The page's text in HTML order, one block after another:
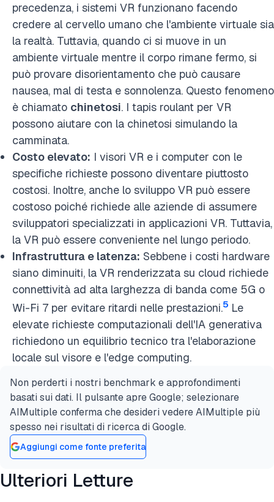
precedenza, i sistemi VR funzionano facendo
credere al cervello umano che l'ambiente virtuale sia
la realtà. Tuttavia, quando ci si muove in un
ambiente virtuale mentre il corpo rimane fermo, si
può provare disorientamento che può causare
nausea, mal di testa e sonnolenza. Questo fenomeno
è chiamato chinetosi. I tapis roulant per VR
possono aiutare con la chinetosi simulando la
camminata.
Costo elevato: I visori VR e i computer con le
specifiche richieste possono diventare piuttosto
costosi. Inoltre, anche lo sviluppo VR può essere
costoso poiché richiede alle aziende di assumere
sviluppatori specializzati in applicazioni VR. Tuttavia,
la VR può essere conveniente nel lungo periodo.
Infrastruttura e latenza: Sebbene i costi hardware
siano diminuiti, la VR renderizzata su cloud richiede
connettività ad alta larghezza di banda come 5G o
Wi-Fi 7 per evitare ritardi nelle prestazioni.5 Le
elevate richieste computazionali dell'IA generativa
richiedono un equilibrio tecnico tra l'elaborazione
locale sul visore e l'edge computing.
Non perderti i nostri benchmark e approfondimenti
basati sui dati. Il pulsante apre Google; selezionare
AIMultiple conferma che desideri vedere AIMultiple più
spesso nei risultati di ricerca di Google.
Aggiungi come fonte preferita
Ulteriori Letture